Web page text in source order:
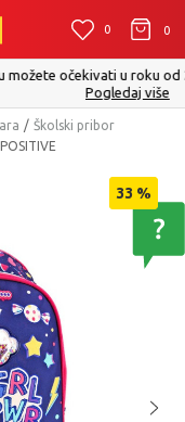
0 0
do 4 radna dana!
Školski pribor
33 %